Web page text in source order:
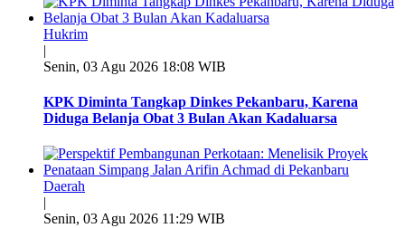
Hukrim
|
Senin, 03 Agu 2026 18:08 WIB
KPK Diminta Tangkap Dinkes Pekanbaru, Karena
Diduga Belanja Obat 3 Bulan Akan Kadaluarsa
Daerah
|
Senin, 03 Agu 2026 11:29 WIB